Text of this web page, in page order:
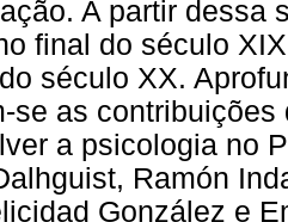
A partir dessa
final do século
século XX.
se as
a psicologia no
Ramón
González e